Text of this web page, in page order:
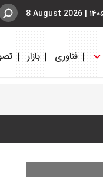
|
8 August 2026
فناوری بازار